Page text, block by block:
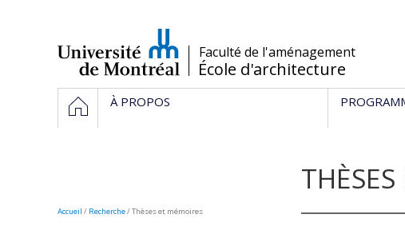
/Faculté de l'aménagement
École d'architecture
Navigation
principale
HOMEÀ PROPOS
Accueil / Recherche/Thèses et mémoires